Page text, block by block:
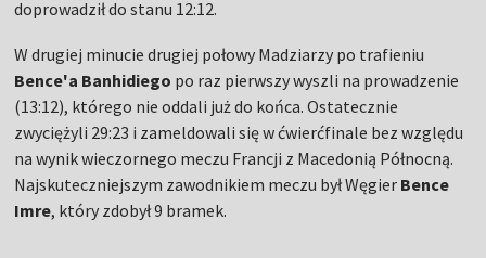
doprowadził do stanu 12:12.
W drugiej minucie drugiej połowy Madziarzy po trafieniu
Bence'a Banhidiego po raz pierwszy wyszli na prowadzenie
(13:12), którego nie oddali już do końca. Ostatecznie
zwyciężyli 29:23 i zameldowali się w ćwierćfinale bez względu
na wynik wieczornego meczu Francji z Macedonią Północną.
Najskuteczniejszym zawodnikiem meczu był Węgier Bence
Imre, który zdobył 9 bramek.